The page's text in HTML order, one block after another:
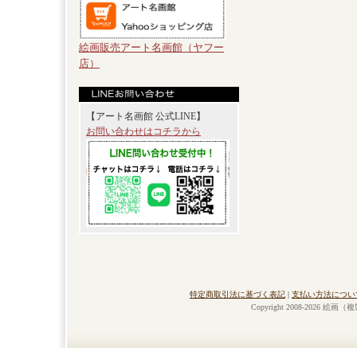
絵画販売アート名画館（ヤフー
店）
【アート名画館 公式LINE】
お問い合わせはコチラから
特定商取引法に基づく表記 | 支払い方法につい
Copyright 2008-2026 絵画（